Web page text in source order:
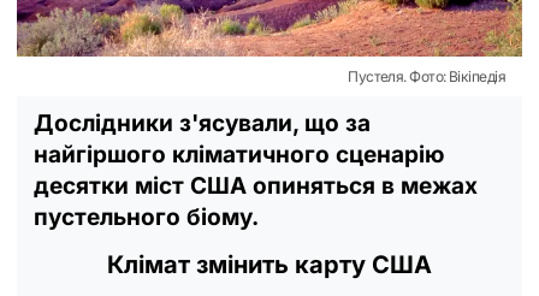
Пустеля. Фото: Вікіпедія
Дослідники з'ясували, що за
найгіршого кліматичного сценарію
десятки міст США опиняться в межах
пустельного біому.
Клімат змінить карту США